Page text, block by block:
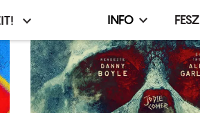
Infó,
menü
INFO